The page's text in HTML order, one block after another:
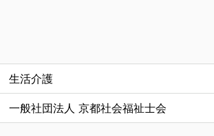
生活介護
一般社団法人 京都社会福祉士会